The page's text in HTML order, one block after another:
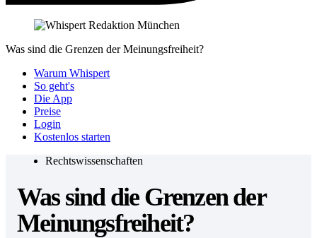
Was sind die Grenzen der Meinungsfreiheit?
Warum Whispert
So geht's
Die App
Preise
Login
Kostenlos starten
Rechtswissenschaften
Was sind die Grenzen der
Meinungsfreiheit?